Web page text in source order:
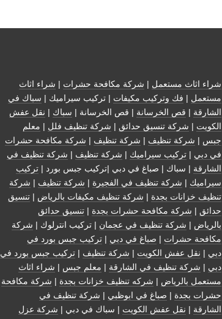
شراء اثاث مستعمل | شركة مكافحة حشرات | شراء اثاث
مستعمل | فك وتركيب مكيفات | تركيب سيراميك | سباك في
الشارقة | قص الخرسانة | قص الخرسانة | سباك | نقل عفش
الكويت | شركة تنسيق حدائق | شركة تنظيف فلل | معلم
جبس | شركة تنظيف | شركة تنظيف | شركة مكافحة حشرات
في دبي |تركيب سيراميك | شركة تنظيف | شركة تنظيف في
الشارقة | سباك | صباغ في دبي |تركيب جبس بورد |تركيب
سيراميك | شركة تنظيف في الفجيرة | شركة تنظيف | شركة
تنظيف خزانات بجدة | شركة تنظيف مكيفات بالرياض |تنسيق
حدائق | شركة مكافحة حشرات بجدة |تنسيق حدائق
بالرياض | شركة تنظيف في عجمان | تركيب انترلوك | شركة
مكافحة حشرات | صباغ في دبي |تركيب جبس بورد في
دبي | نقل عفش الكويت | شركة تنظيف |تركيب جبس بورد في
دبي | شركة تنظيف في الشارقة | معلم جبس | شراء اثاث
مستعمل بالرياض | شركه تنظيف خزانات بجدة | شركة مكافحة
حشرات بجدة | صباغ في ابوظبي | شركة تنظيف في
الشارقة | نقل عفش الكويت | سباك في دبي | شركة عزل